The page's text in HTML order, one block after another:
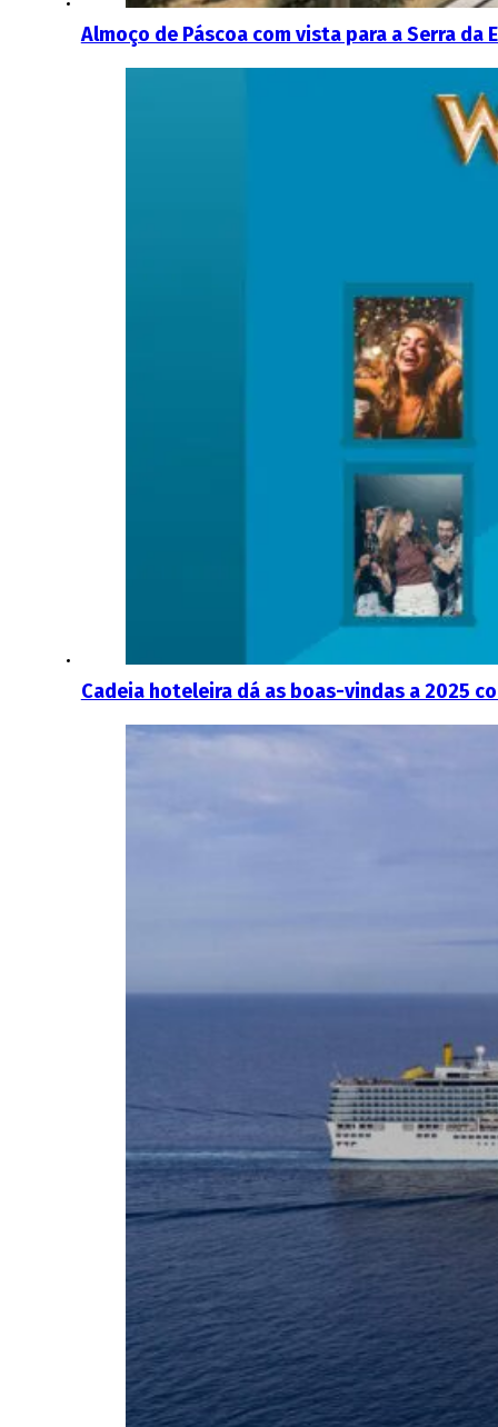
Almoço de Páscoa com vista para a Serra da
Cadeia hoteleira dá as boas-vindas a 2025